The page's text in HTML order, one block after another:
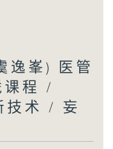
逸峯) 医管
课程 /
技术 / 妄